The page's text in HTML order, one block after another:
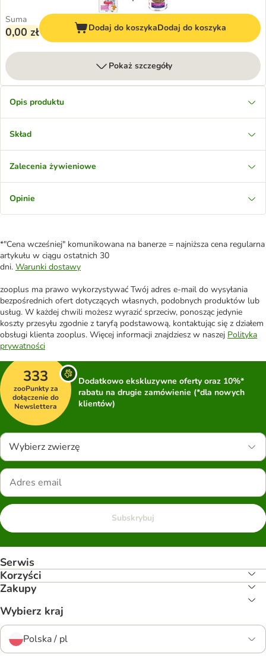
Suma
0,00 zł Dodaj do koszykaDodaj do koszyka
Pokaż szczegóły
Opis produktu
Skład
Zalecenia żywieniowe
Opinie
*"Cena wcześniej" komunikowana na banerze = najniższa cena regularna
artykułu w ciągu ostatnich 30
dni. Warunki dostawy
zooplus ma prawo wykorzystywać Twój adres e-mail do wysyłania
bezpośrednich ofert dotyczących własnych, podobnych produktów lub
usług. W każdej chwili możesz wyrazić sprzeciw, ponosząc jedynie
koszty przesyłu zgodnie z taryfą podstawową, kontaktując się z działem
obsługi klienta zooplus. Więcej informacji znajdziesz w naszej Polityka
prywatności
333
zooPunkty za
dołączenie do
Newslettera
Dodatkowo ekskluzywne oferty oraz 10%*
rabatu na drugie zamówienie (*dla nowych
klientów)
Wybierz zwierzę
Subskrybuj
Serwis
Korzyści
Zakupy
Wybierz kraj
Polska / pl